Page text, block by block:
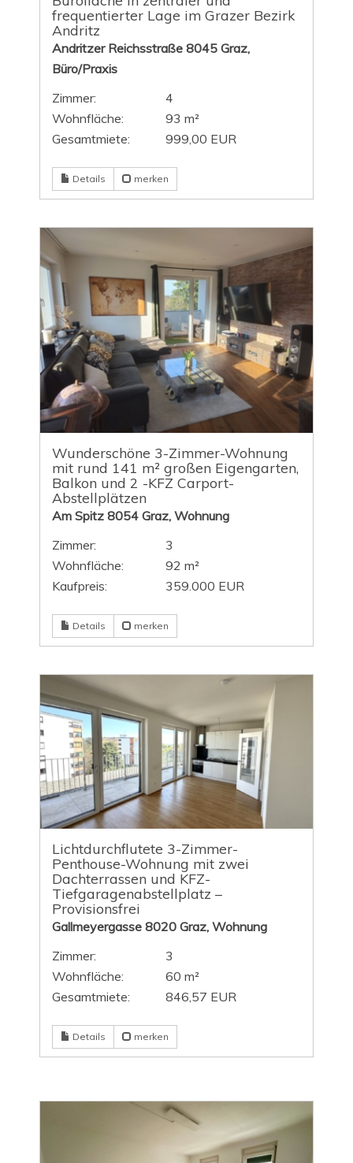
frequentierter Lage im Grazer Bezirk
Andritz
Andritzer Reichsstraße 8045 Graz,
Büro/Praxis
Zimmer:
4
Wohnfläche:
93 m²
Gesamtmiete:
999,00 EUR
Details merken
Wunderschöne 3-Zimmer-Wohnung
mit rund 141 m² großen Eigengarten,
Balkon und 2 -KFZ Carport-
Abstellplätzen
Am Spitz 8054 Graz, Wohnung
Zimmer:
3
Wohnfläche:
92 m²
Kaufpreis:
359.000 EUR
Details merken
Lichtdurchflutete 3-Zimmer-
Penthouse-Wohnung mit zwei
Dachterrassen und KFZ-
Tiefgaragenabstellplatz –
Provisionsfrei
Gallmeyergasse 8020 Graz, Wohnung
Zimmer:
3
Wohnfläche:
60 m²
Gesamtmiete:
846,57 EUR
Details merken